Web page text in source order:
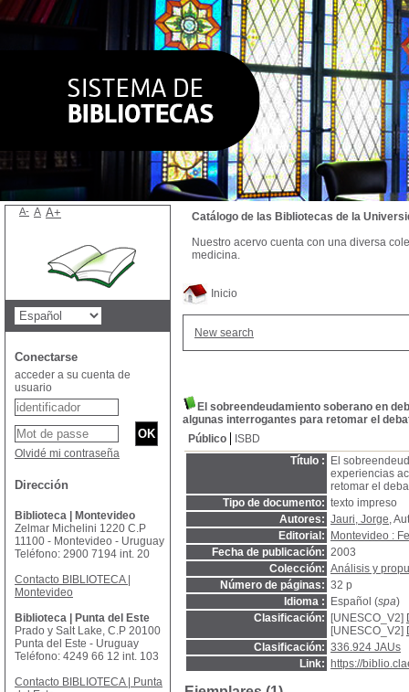
Inicio
New search
El sobreendeudamiento soberano en
algunas interrogantes para retomar el
Público
ISBD
Título :
El
experiencias
retomar el
Tipo de documento: texto impreso
Autores: Jauri, Jorge,
Editorial:
Montevideo :
Fecha de publicación: 2003
Colección: Análisis y
Número de páginas: 32 p
Idioma :
Español (spa)
Clasificación:
[UNESCO_V2]
[UNESCO_V2]
Clasificación: 336.924 JAUs
Link:
https://
Catálogo de las Bibliotecas de la
Nuestro acervo cuenta con una diversa
medicina.
A- A A+
Conectarse
acceder a su cuenta de
usuario
Olvidé mi contraseña
Dirección
Biblioteca | Montevideo
Zelmar Michelini 1220 C.P
11100 - Montevideo - Uruguay
Teléfono: 2900 7194 int. 20
Contacto BIBLIOTECA |
Montevideo
Biblioteca | Punta del Este
Prado y Salt Lake, C.P 20100
Punta del Este - Uruguay
Teléfono: 4249 66 12 int. 103
Contacto BIBLIOTECA | Punta